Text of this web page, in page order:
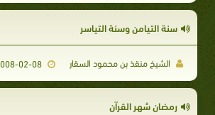
سنة التيامن وسنة التياسر
الشيخ منقذ بن محمود السقار 2008-02-08
رمضان شهر القرآن